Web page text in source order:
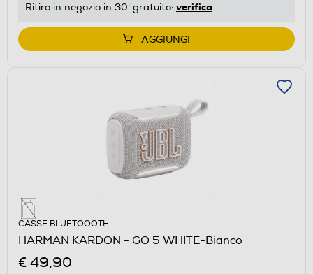
Ritiro in negozio in 30' gratuito: verifica
AGGIUNGI
CASSE BLUETOOOTH
HARMAN KARDON - GO 5 WHITE-Bianco
€ 49,90